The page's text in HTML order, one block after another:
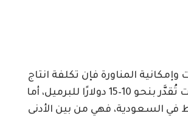
المناورة فإن تكلفة انتاج
النفط في الإمارات تُقدَّر بنحو 10–15 دولارًا للبرميل، أما
في السعودية، فهي من بين الأدنى